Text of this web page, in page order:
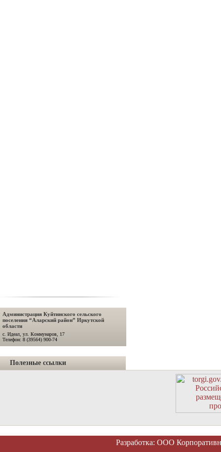
Администрация Куйтинского сельского
поселения “Аларский район” Иркутской
области
с. Идеал, ул. Коммунаров, 17
Телефон: 8 (39564) 900-74
Полезные ссылки
Разработка: ООО